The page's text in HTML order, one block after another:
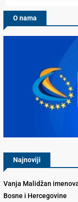
O nama
Najnoviji
Vanja Malidžan
Bosne i Hercegovine